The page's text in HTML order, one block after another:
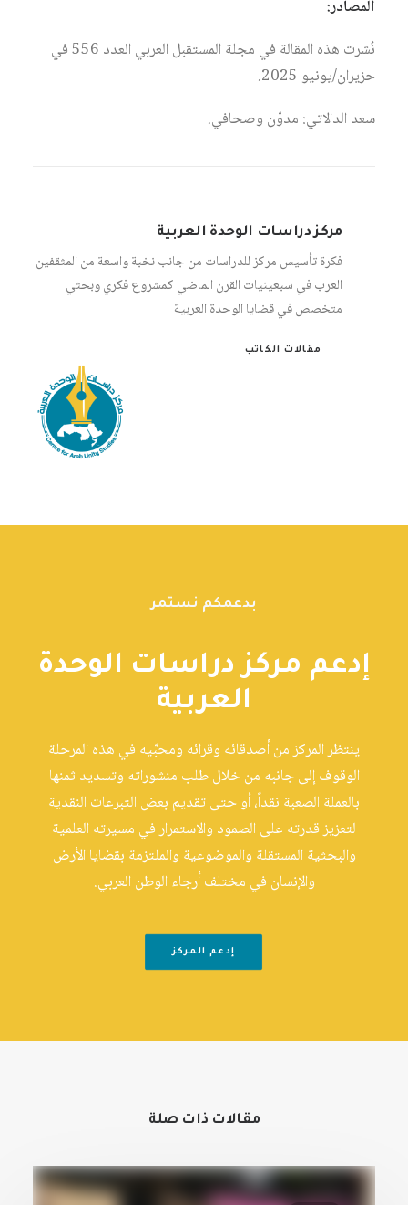
المصادر:
نُشرت هذه المقالة في مجلة المستقبل العربي العدد 556 في
حزيران/يونيو 2025.
سعد الدالاتي: مدوّن وصحافي.
مركز دراسات الوحدة العربية
فكرة تأسيس مركز للدراسات من جانب نخبة واسعة من المثقفين
العرب في سبعينيات القرن الماضي كمشروع فكري وبحثي
متخصص في قضايا الوحدة العربية
مقالات الكاتب
بدعمكم نستمر
إدعم مركز دراسات الوحدة
العربية
ينتظر المركز من أصدقائه وقرائه ومحبِّيه في هذه المرحلة
الوقوف إلى جانبه من خلال طلب منشوراته وتسديد ثمنها
بالعملة الصعبة نقداً، أو حتى تقديم بعض التبرعات النقدية
لتعزيز قدرته على الصمود والاستمرار في مسيرته العلمية
والبحثية المستقلة والموضوعية والملتزمة بقضايا الأرض
والإنسان في مختلف أرجاء الوطن العربي.
إدعم المركز
مقالات ذات صلة